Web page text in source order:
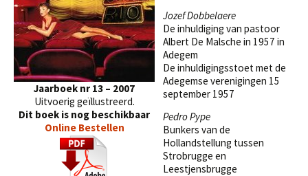
Jaarboek nr 13 – 2007
Uitvoerig geïllustreerd.
Dit boek is nog beschikbaar
Online Bestellen
Jozef Dobbelaere
De inhuldiging van pastoor
Albert De Malsche in 1957 in
Adegem
De inhuldigingsstoet met de
Adegemse verenigingen 15
september 1957
Pedro Pype
Bunkers van de
Hollandstellung tussen
Strobrugge en
Leestjensbrugge